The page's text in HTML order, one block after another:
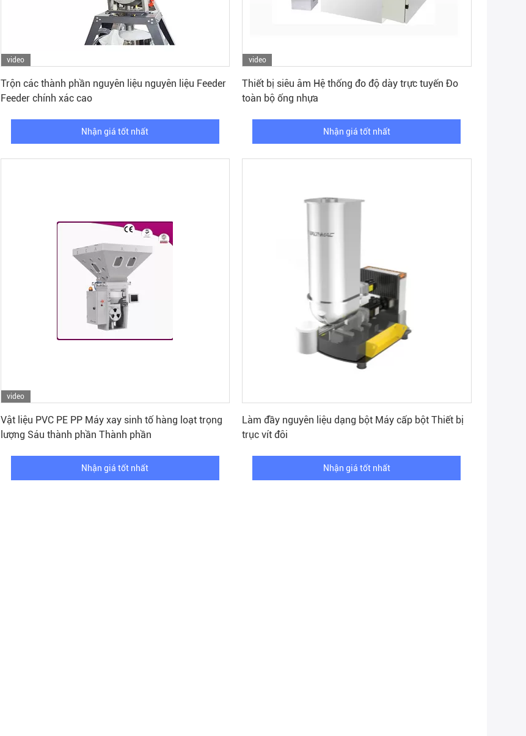
video
Trộn các thành phần nguyên liệu nguyên liệu Feeder
Feeder chính xác cao
Nhận giá tốt nhất
video
Thiết bị siêu âm Hệ thống đo độ dày trực tuyến Đo
toàn bộ ống nhựa
Nhận giá tốt nhất
video
Vật liệu PVC PE PP Máy xay sinh tố hàng loạt trọng
lượng Sáu thành phần Thành phần
Nhận giá tốt nhất
Làm đầy nguyên liệu dạng bột Máy cấp bột Thiết bị
trục vít đôi
Nhận giá tốt nhất